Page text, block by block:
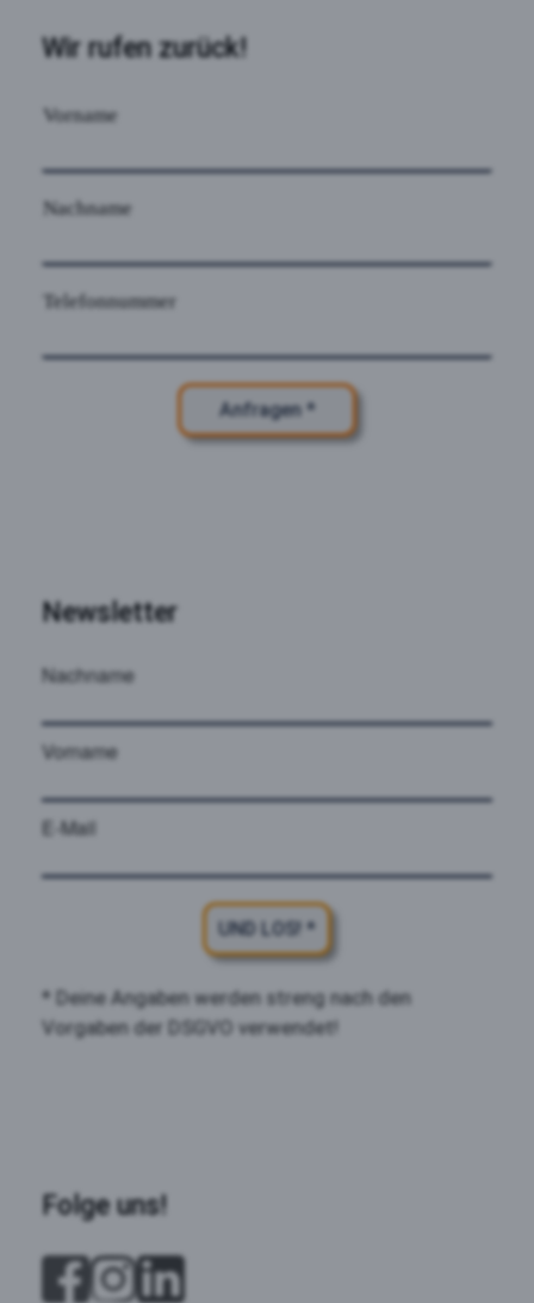
Wir rufen zurück!
Vorname
Nachname
Telefonnummer
Anfragen *
Newsletter
Nachname
Vorname
E-Mail
UND LOS! *
* Deine Angaben werden streng nach den
Vorgaben der DSGVO verwendet!
Folge uns!